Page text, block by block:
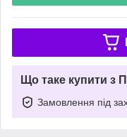
Що таке купити з
Замовлення під